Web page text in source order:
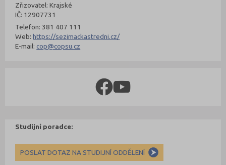
Zřizovatel: Krajské
IČ: 12907731
Telefon: 381 407 111
Web:https://sezimackastredni.cz/
E-mail:cop@copsu.cz
Studijní poradce:
POSLAT DOTAZ NA STUDIJNÍ ODDĚLENÍ